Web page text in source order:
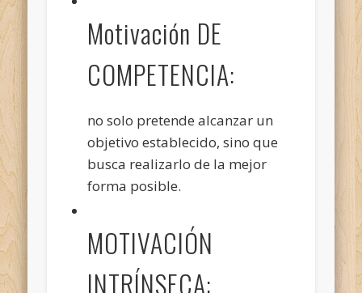
Motivación DE
COMPETENCIA:
no solo pretende alcanzar un
objetivo establecido, sino que
busca realizarlo de la mejor
forma posible.
MOTIVACIÓN
INTRÍNSECA: